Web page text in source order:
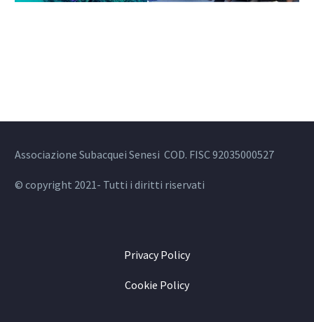
Associazione Subacquei Senesi COD. FISC 92035000527
© copyright 2021- Tutti i diritti riservati
Privacy Policy
Cookie Policy